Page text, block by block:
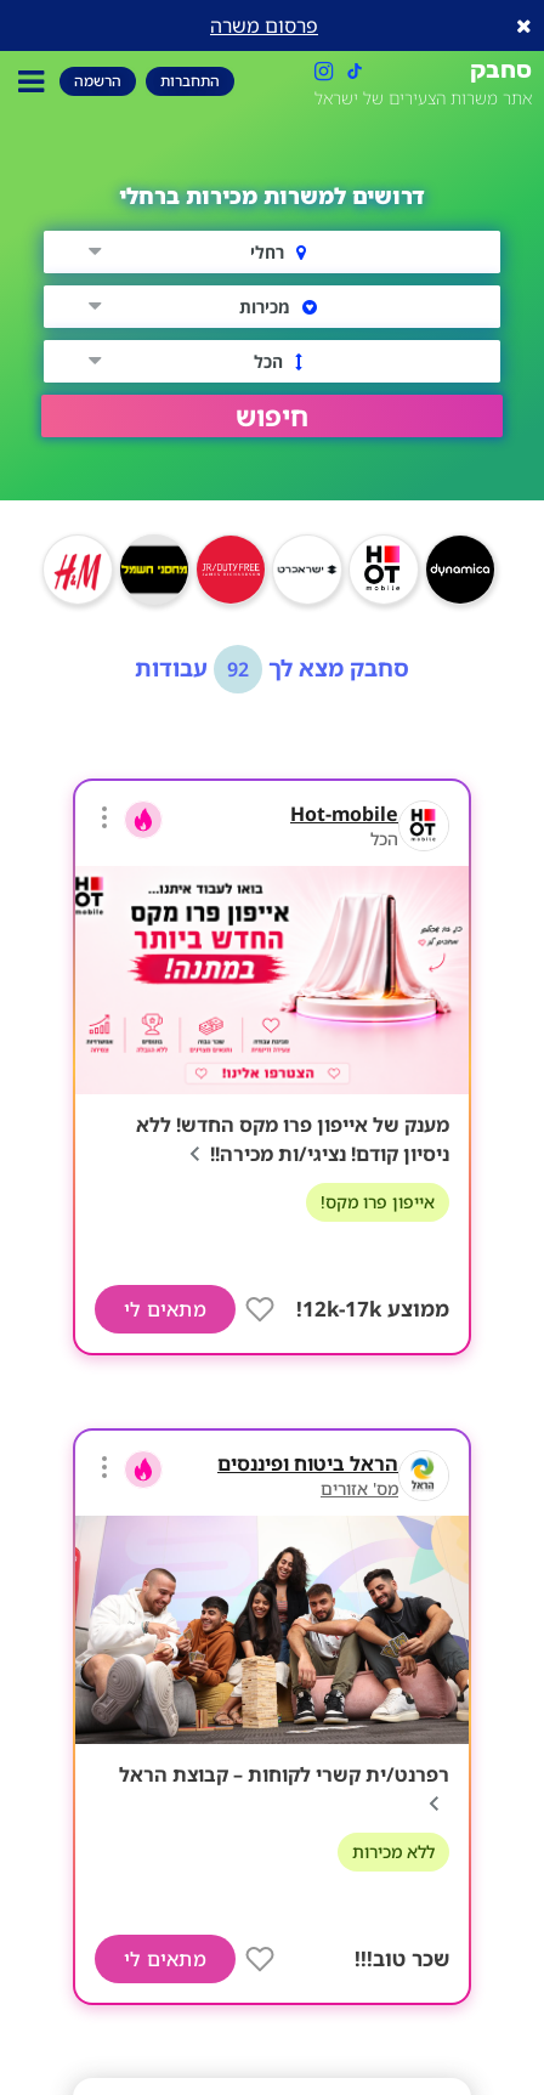
פרסום משרה
סחבק
אתר משרות הצעירים של ישראל
התחברות הרשמה
דרושים למשרות מכירות ברחלי
רחלי
מכירות
הכל
חיפוש
סחבק מצא לך 92 עבודות
Hot-mobile
הכל
מענק של אייפון פרו מקס החדש! ללא
ניסיון קודם! נציגי/ות מכירה!!
אייפון פרו מקס!
ממוצע 12k-17k! מתאים לי
הראל ביטוח ופיננסים
מס' אזורים
רפרנט/ית קשרי לקוחות – קבוצת הראל
ללא מכירות
שכר טוב!!! מתאים לי